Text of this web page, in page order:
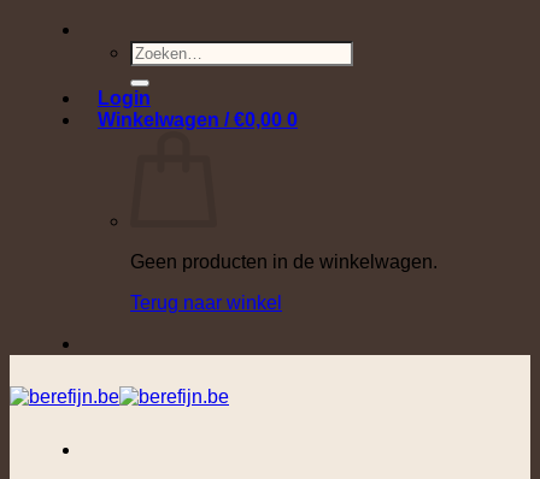
Zoeken
naar:
Login
Winkelwagen /€0,00 0
Geen producten in de winkelwagen.
Terug naar winkel